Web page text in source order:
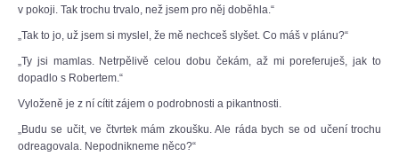
v pokoji. Tak trochu trvalo, než jsem pro něj doběhla.“
„Tak to jo, už jsem si myslel, že mě nechceš slyšet. Co máš v plánu?“
„Ty jsi mamlas. Netrpělivě celou dobu čekám, až mi poreferuješ, jak to
dopadlo s Robertem.“
Vyloženě je z ní cítit zájem o podrobnosti a pikantnosti.
„Budu se učit, ve čtvrtek mám zkoušku. Ale ráda bych se od učení trochu
odreagovala. Nepodnikneme něco?“